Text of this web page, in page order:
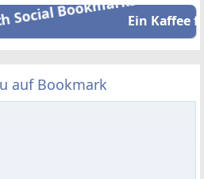
Ein Kaffee
auf Bookmark